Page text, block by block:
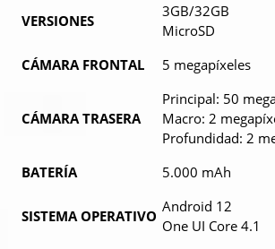
VERSIONES
3GB/32GB
MicroSD
CÁMARA FRONTAL
5 megapíxeles
CÁMARA TRASERA
Principal: 50
Macro: 2
Profundidad: 2
BATERÍA
5.000 mAh
SISTEMA OPERATIVO
Android 12
One UI Core 4.1